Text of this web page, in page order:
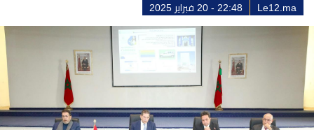
Le12.ma 22:48 - 20 فبراير 2025